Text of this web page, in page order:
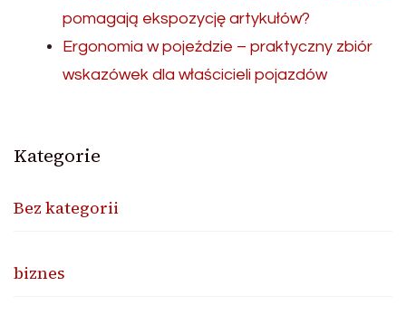
pomagają ekspozycję artykułów?
Ergonomia w pojeździe – praktyczny zbiór
wskazówek dla właścicieli pojazdów
Kategorie
Bez kategorii
biznes